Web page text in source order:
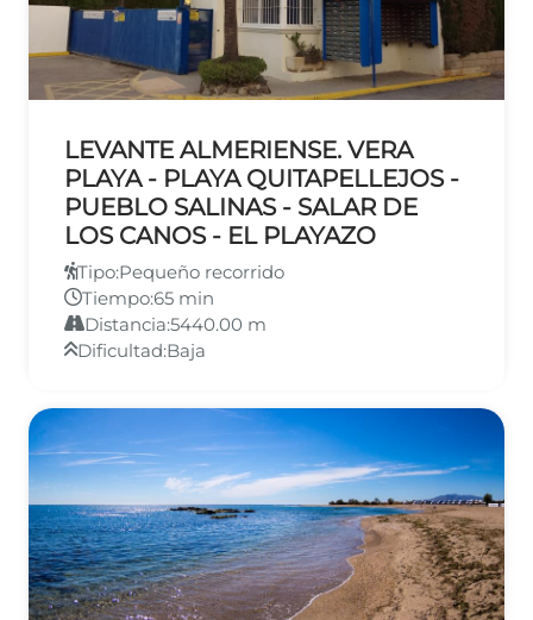
LEVANTE ALMERIENSE. VERA
PLAYA - PLAYA QUITAPELLEJOS -
PUEBLO SALINAS - SALAR DE
LOS CANOS - EL PLAYAZO
Tipo:Pequeño recorrido
Tiempo:65 min
Distancia:5440.00 m
Dificultad:Baja